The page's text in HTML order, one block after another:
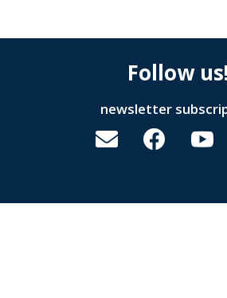
Follow us!
newsletter
  